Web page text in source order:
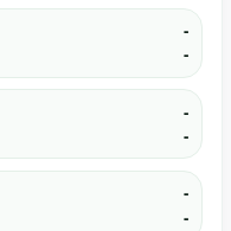
-
-
-
-
-
-